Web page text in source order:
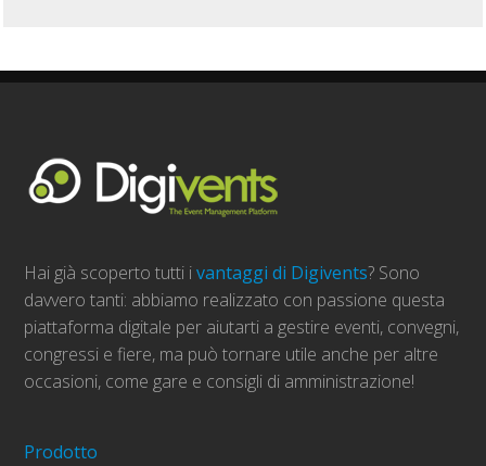
Hai già scoperto tutti ivantaggi di Digivents? Sono
davvero tanti: abbiamo realizzato con passione questa
piattaforma digitale per aiutarti a gestire eventi, convegni,
congressi e fiere, ma può tornare utile anche per altre
occasioni, come gare e consigli di amministrazione!
Prodotto